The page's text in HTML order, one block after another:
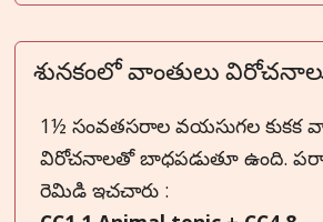
శునకంలో వాంతులు
1½ సంవతసరాల వయసుగల కుకక
విరోచనాలతో బాధపడుతూ ఉంది.
రెమిడి ఇచచారు :